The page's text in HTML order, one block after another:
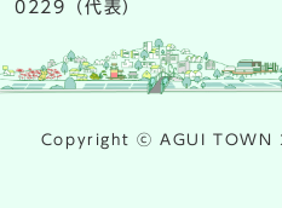
0229（代表）
Copyright ⓒ AGUI TOWN